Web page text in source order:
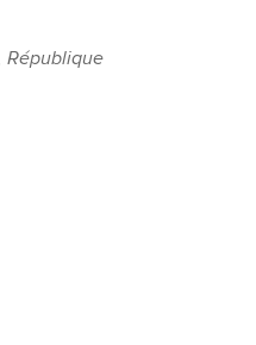
République